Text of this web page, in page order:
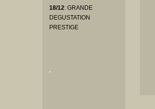
18/12: GRANDE
DEGUSTATION
PRESTIGE